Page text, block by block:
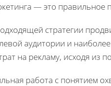
— это правильное
стратегии
аудитории и
на рекламу, исходя из
работа с понятием